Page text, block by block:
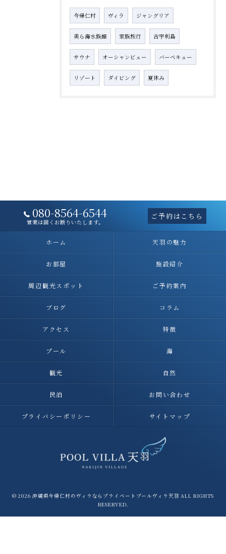
今帰仁村 ヴィラ ジャングリア
美ら海水族館 家族旅行 古宇利島
サウナ オーシャンビュー バーベキュー
リゾート ダイビング 夏休み
080-8564-6544
営業は固くお断りいたします。
ご予約はこちら
ホーム 天羽の魅力
お部屋 施設紹介
周辺観光スポット ご予約案内
ブログ コラム
アクセス 特徴
プール 海
観光 自然
民泊 お問い合わせ
プライバシーポリシー サイトマップ
© 2026 沖縄県今帰仁村のヴィラならプライベートプールヴィラ天羽 ALL RIGHTS
RESERVED.